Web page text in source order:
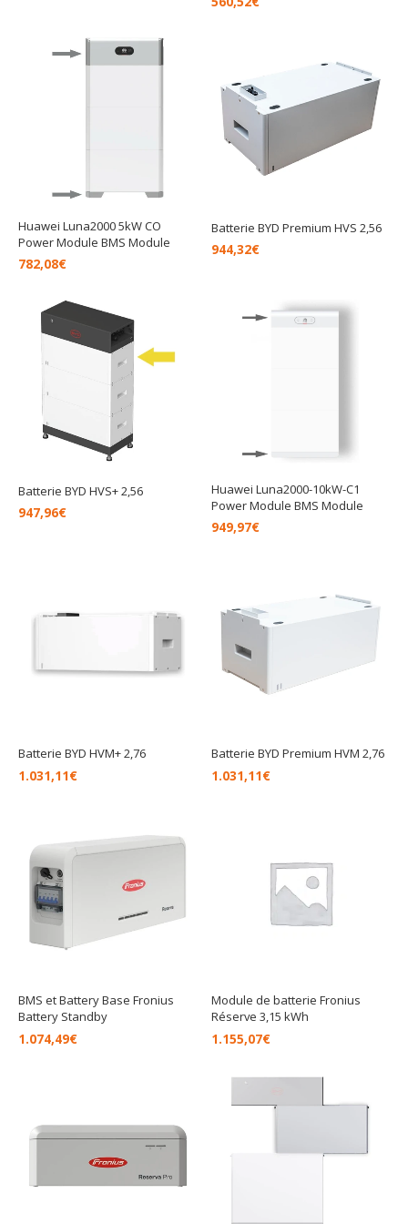
Huawei Luna2000 5kW CO
Power Module BMS Module
782,08€
Batterie BYD Premium HVS 2,56
944,32€
Batterie BYD HVS+ 2,56
947,96€
Huawei Luna2000-10kW-C1
Power Module BMS Module
949,97€
Batterie BYD HVM+ 2,76
1.031,11€
Batterie BYD Premium HVM 2,76
1.031,11€
BMS et Battery Base Fronius
Battery Standby
1.074,49€
Module de batterie Fronius
Réserve 3,15 kWh
1.155,07€